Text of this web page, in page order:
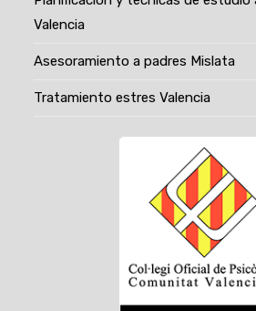
Valencia
Asesoramiento a padres Mislata
Tratamiento estres Valencia